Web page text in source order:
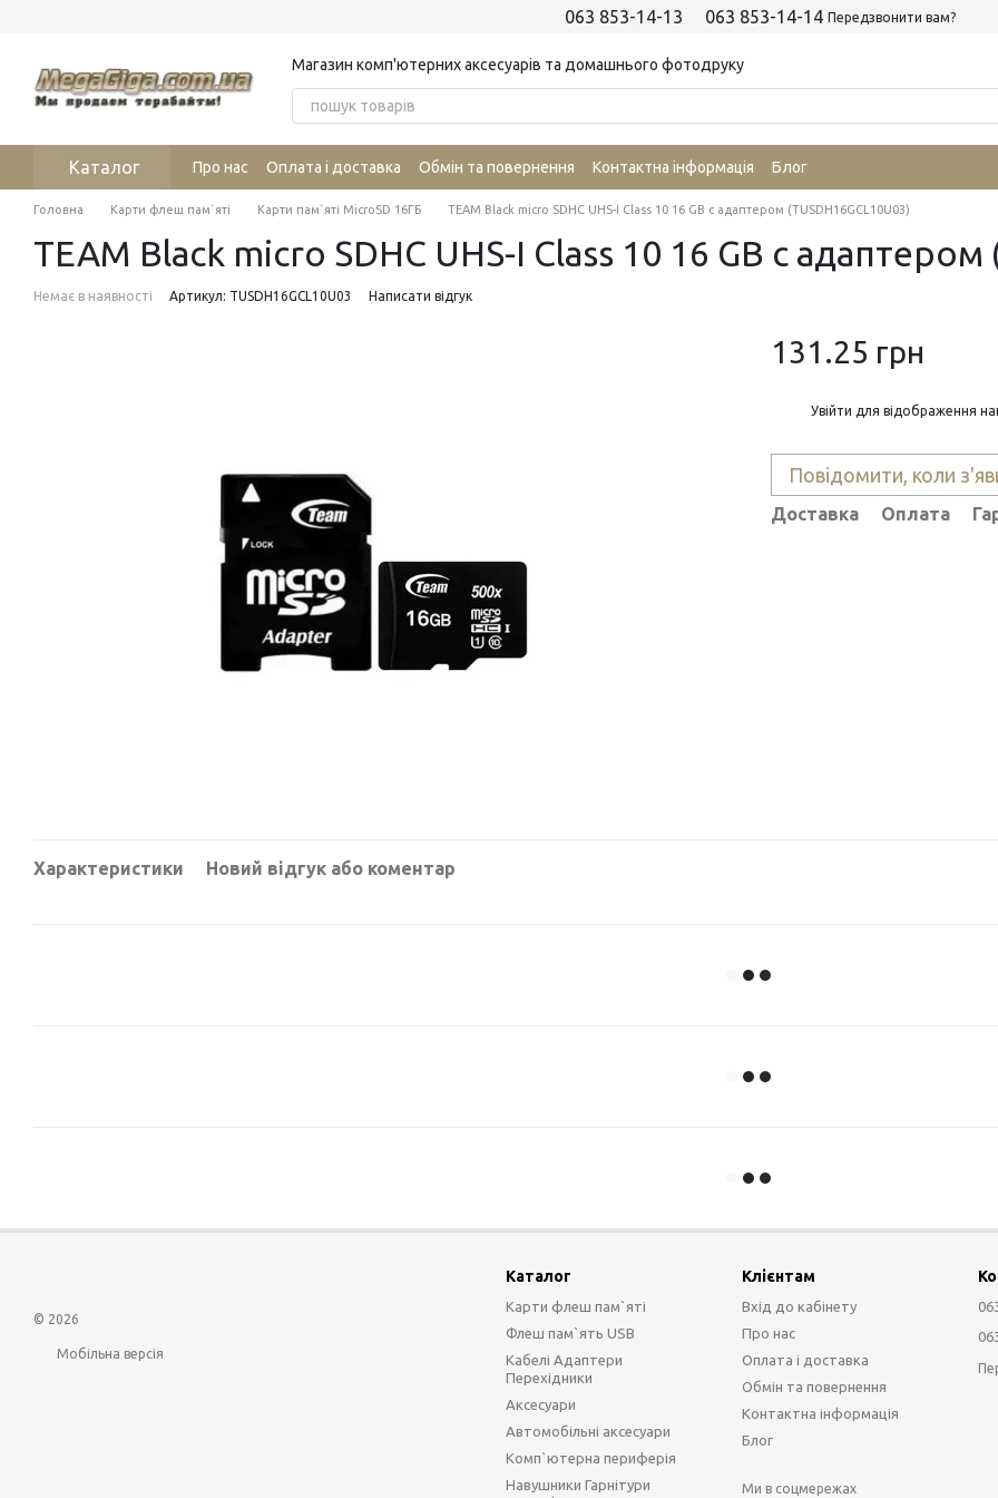
063 853-14-13 063 853-14-14 Передзвонити вам?
Магазин комп'ютерних аксесуарів та домашнього фотодруку
Каталог Про нас Оплата і доставка Обмін та повернення Контактна інформація Блог
Головна Карти флеш пам`яті Карти пам`яті MicroSD 16ГБ TEAM Black micro SDHC UHS-I Class 10 16 GB с адаптером (TUSDH16GCL10U03)
TEAM Black micro SDHC UHS-I Class 10 16 GB с адаптером
Немає в наявності Артикул: TUSDH16GCL10U03 Написати відгук
131.25 грн
Увійти для відображення
Повідомити, коли
Доставка Оплата
Характеристики Новий відгук або коментар
© 2026
Мобільна версія
Каталог
Карти флеш пам`яті
Флеш пам`ять USB
Кабелі Адаптери
Перехідники
Аксесуари
Автомобільні аксесуари
Комп`ютерна периферія
Навушники Гарнітури
Клієнтам
Вхід до кабінету
Про нас
Оплата і доставка
Обмін та повернення
Контактна інформація
Блог
Ми в соцмережах